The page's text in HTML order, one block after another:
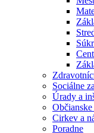
Sociálne
Úrady a
Cirkev a
Poradne